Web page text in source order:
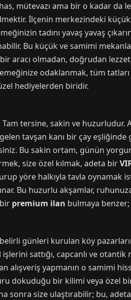
mütevazı ama bir o kadar da
İlçenin merkezindeki
tadını yavaş yavaş
Bu küçük ve samimi
aracı olmadan, doğrudan
odaklanmak, tüm tatları
hediyelerden biridir.
tersine, sakin ve huzurludur.
tavşan kanı bir çay
Bu sakin ortam, günün
size özel kılmak, adeta bir
yöre halkıyla tavla oynamak
Bu huzurlu akşamlar,
premium ilan bulmaya
günleri kurulan köy
sattığı, capcanlı ve otantik
alışveriş yapmanın o samimi
dokuduğu bir kilimi veya özel bir
sonra size ulaştırabilir; bu,